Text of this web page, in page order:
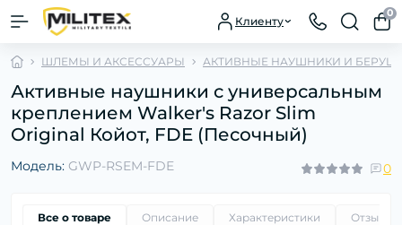
Клиенту
0
ШЛЕМЫ И АКСЕССУАРЫ АКТИВНЫЕ НАУШНИКИ И
Активные наушники с универсальным
креплением Walker's Razor Slim
Original Койот, FDE (Песочный)
Модель: GWP-RSEM-FDE 0
Все о товаре Описание Характеристики Отзывы